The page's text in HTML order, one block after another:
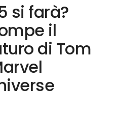
si farà?
il
di Tom